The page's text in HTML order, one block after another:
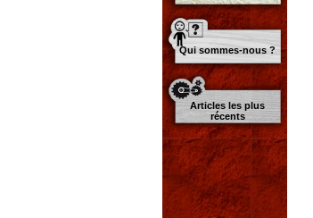
Qui sommes-nous ?
Articles les plus
récents